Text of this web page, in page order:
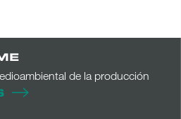
de la producción